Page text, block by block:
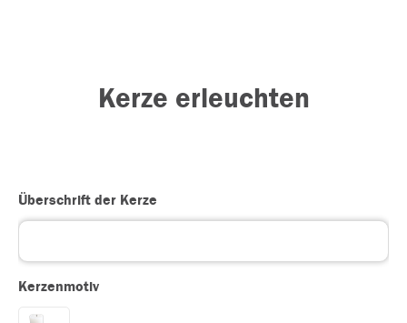
Kerze erleuchten
Überschrift der Kerze
Kerzenmotiv